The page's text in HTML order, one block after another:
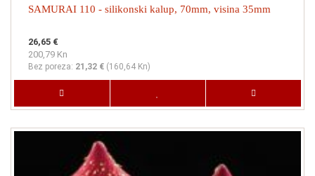
SAMURAI 110 - silikonski kalup, 70mm, visina 35mm
26,65 €
200,79 Kn
Bez poreza: 21,32 € (160,64 Kn)